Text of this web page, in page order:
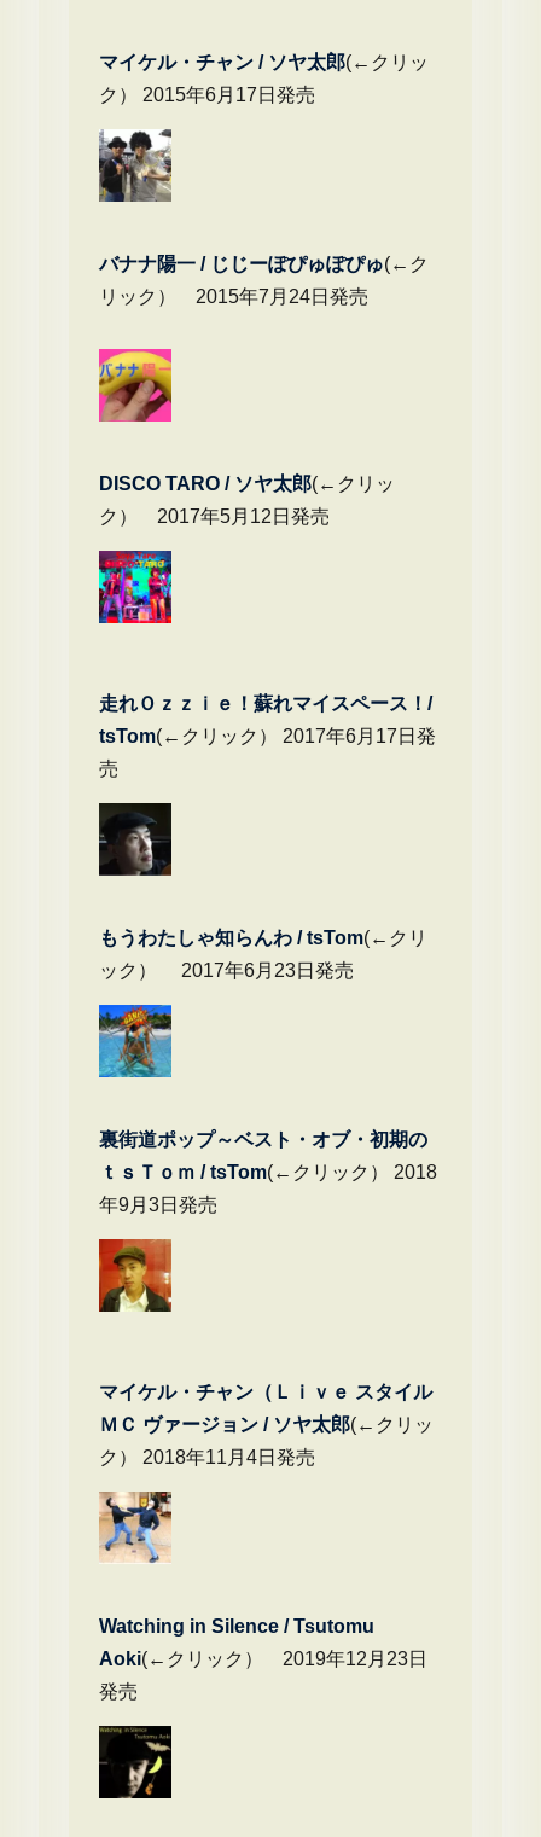
マイケル・チャ ン / ソヤ太郎(←クリッ
ク） 2015年6月17日発売
バナナ陽一 / じじーぽぴゅぽぴゅ(←ク
リック） 2015年7月24日発売
DISCO TARO / ソヤ太郎(←クリッ
ク） 2017年5月12日発売
走れＯｚｚｉｅ！蘇れマイスペース！/
tsTom(←クリック） 2017年6月17日発
売
もうわたしゃ知らんわ / tsTom(←クリ
ック） 2017年6月23日発売
裏街道ポップ～ベスト・オブ・初期の
ｔｓＴｏｍ / tsTom(←クリック） 2018
年9月3日発売
マイケル・チャン（Ｌｉｖｅ スタイル
ＭＣ ヴァージョン / ソヤ太郎(←クリッ
ク） 2018年11月4日発売
Watching in Silence / Tsutomu
Aoki(←クリック） 2019年12月23日
発売